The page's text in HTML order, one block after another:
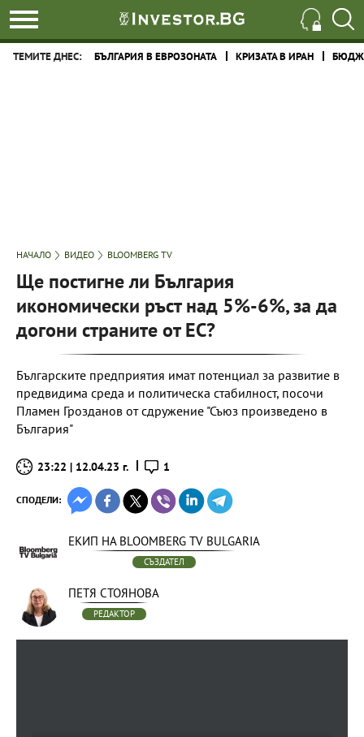
ТЕМИТЕ ДНЕС: БЪЛГАРИЯ В ЕВРОЗОНАТА КРИЗАТА В ИРАН
НАЧАЛО ВИДЕО BLOOMBERG TV
Ще постигне ли България
икономически ръст над 5%-6%, за да
догони страните от ЕС?
Българските предприятия имат потенциал за развитие в
предвидима среда и политическа стабилност, посочи
Пламен Грозданов от сдружение "Съюз произведено в
България"
23:22 | 12.04.23 г. 1
СПОДЕЛИ:
ЕКИП НА BLOOMBERG TV BULGARIA
СЪЗДАТЕЛ
ПЕТЯ СТОЯНОВА
РЕДАКТОР